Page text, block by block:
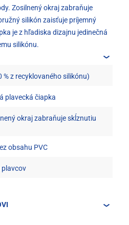
Zosilnený okraj zabraňuje
silikón zaisťuje príjemný
je z hľadiska dizajnu jedinečná
silikónu.
% z recyklovaného silikónu)
plavecká čiapka
okraj zabraňuje skĺznutiu
obsahu PVC
plavcov